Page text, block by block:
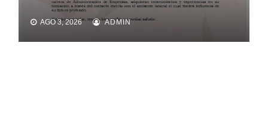
AGO 3, 2026 ADMIN